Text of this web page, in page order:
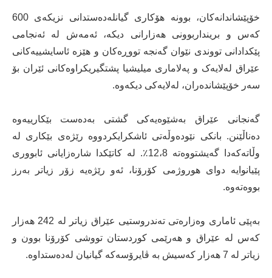
خۆپێشاندانەکان، بوونە هۆکاری گیانلەدەستدانی نزیکەی 600
کەس و برینداربوونی هەزارانی دیکە، ئەمەش لە ئەنجامی
پێکدادانی تووندی نێوان گەنجە تووڕەکان و هێزە ئاسایشییەکانی
عێراق لەلایەک و پەلاماری میلیشیا پشتگیریکراوەکانی ئێران بۆ
سەر خۆپێشاندەران، لەلایەکی دیکەوە.
گەنجانی عێراق بەشێوەیەکی گشتی بەدەست بێکارییەوە
دەناڵێنن. بانکی نێودەوڵەتی ئاشکرایکردووە رێژەی بێکاری لە
وڵاتەکەدا گەیشتووەتە 12،8٪. لە کاتێکدا شارەزایانی ئابووری
پێیانوایە دوای هوروژمی کۆرۆنا، ئەو رێژەیە زۆر زیاتر بەرز
بووەتەوە.
بەپێی ئاماری وەزارەتی تەندروستیی عێراق زیاتر لە 242 هەزار
کەس لە عێراق و هەرێمی کوردستان تووشی کۆرۆنا بوون و
زیاتر لە 7 هەزار کەسیش بە ڤایرۆسەکە گیانیان لەدەستداوە.